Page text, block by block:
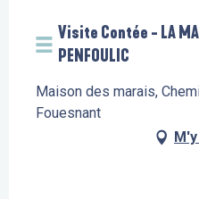
Visite Contée - LA
PENFOULIC
Maison des marais,
Fouesnant